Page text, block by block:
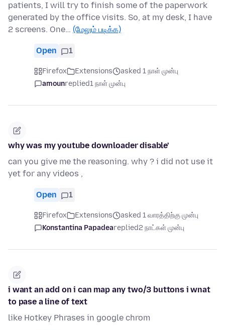
patients, I will try to finish some of the paperwork
generated by the office visits. So, at my desk, I have
2 screens. One… (மேலும் படிக்க)
Open 1
Firefox Extensions
asked 1 நாள் முன்பு
amounreplied1 நாள் முன்பு
why was my youtube downloader disable'
can you give me the reasoning. why ? i did not use it
yet for any videos ,
Open 1
Firefox Extensions
asked 1 வாரத்திற்கு முன்பு
Konstantina Papadeareplied2 நாட்கள் முன்பு
i want an add on i can map any two/3 buttons i wnat
to pase a line of text
like Hotkey Phrases in google chrom